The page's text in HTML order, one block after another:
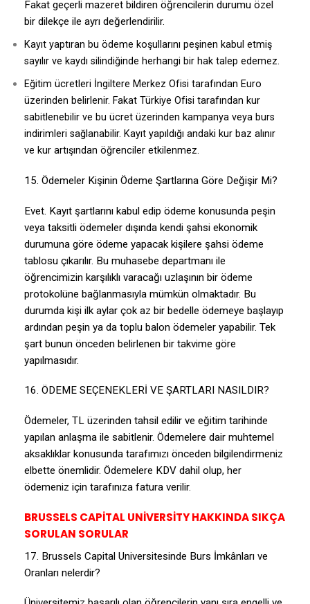
Fakat geçerli mazeret bildiren öğrencilerin durumu özel
bir dilekçe ile ayrı değerlendirilir.
Kayıt yaptıran bu ödeme koşullarını peşinen kabul etmiş
sayılır ve kaydı silindiğinde herhangi bir hak talep edemez.
Eğitim ücretleri İngiltere Merkez Ofisi tarafından Euro
üzerinden belirlenir. Fakat Türkiye Ofisi tarafından kur
sabitlenebilir ve bu ücret üzerinden kampanya veya burs
indirimleri sağlanabilir. Kayıt yapıldığı andaki kur baz alınır
ve kur artışından öğrenciler etkilenmez.
15. Ödemeler Kişinin Ödeme Şartlarına Göre Değişir Mi?
Evet. Kayıt şartlarını kabul edip ödeme konusunda peşin
veya taksitli ödemeler dışında kendi şahsi ekonomik
durumuna göre ödeme yapacak kişilere şahsi ödeme
tablosu çıkarılır. Bu muhasebe departmanı ile
öğrencimizin karşılıklı varacağı uzlaşının bir ödeme
protokolüne bağlanmasıyla mümkün olmaktadır. Bu
durumda kişi ilk aylar çok az bir bedelle ödemeye başlayıp
ardından peşin ya da toplu balon ödemeler yapabilir. Tek
şart bunun önceden belirlenen bir takvime göre
yapılmasıdır.
16. ÖDEME SEÇENEKLERİ VE ŞARTLARI NASILDIR?
Ödemeler, TL üzerinden tahsil edilir ve eğitim tarihinde
yapılan anlaşma ile sabitlenir. Ödemelere dair muhtemel
aksaklıklar konusunda tarafımızı önceden bilgilendirmeniz
elbette önemlidir. Ödemelere KDV dahil olup, her
ödemeniz için tarafınıza fatura verilir.
BRUSSELS CAPİTAL UNİVERSİTY HAKKINDA SIKÇA
SORULAN SORULAR
17. Brussels Capital Universitesinde Burs İmkânları ve
Oranları nelerdir?